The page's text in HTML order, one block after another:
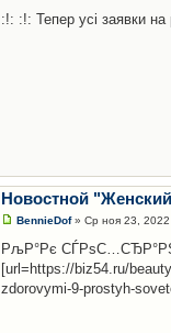
:!: :!: Тепер усі заявки
Новостной
BennieDof» Ср ноя 23, 2022
РљР°Рє
[url=https://biz54.ru/
zdorovymi-9-prostyh-